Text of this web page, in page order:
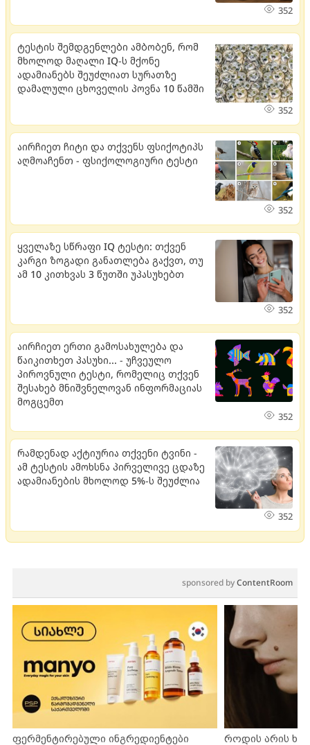
352
ტესტის შემდგენლები ამბობენ, რომ
მხოლოდ მაღალი IQ-ს მქონე
ადამიანებს შეუძლიათ სურათზე
დამალული ცხოველის პოვნა 10 წამში
352
აირჩიეთ ჩიტი და თქვენს ფსიქოტიპს
აღმოაჩენთ - ფსიქოლოგიური ტესტი
352
ყველაზე სწრაფი IQ ტესტი: თქვენ
კარგი ზოგადი განათლება გაქვთ, თუ
ამ 10 კითხვას 3 წუთში უპასუხებთ
352
აირჩიეთ ერთი გამოსახულება და
წაიკითხეთ პასუხი... - უჩვეულო
პიროვნული ტესტი, რომელიც თქვენ
შესახებ მნიშვნელოვან ინფორმაციას
მოგცემთ
352
რამდენად აქტიურია თქვენი ტვინი -
ამ ტესტის ამოხსნა პირველივე ცდაზე
ადამიანების მხოლოდ 5%-ს შეუძლია
352
sponsored byContentRoom
ფერმენტირებული ინგრედიენტები
როდის არის